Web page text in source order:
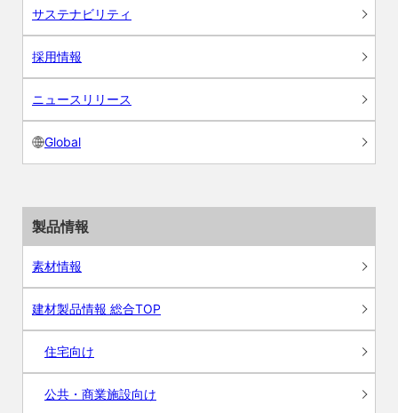
サステナビリティ
採用情報
ニュースリリース
Global
製品情報
素材情報
建材製品情報 総合TOP
住宅向け
公共・商業施設向け